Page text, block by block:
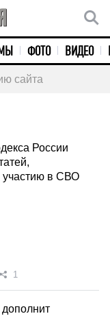
ФОТО ВИДЕО
сайта
России
участию в СВО
1